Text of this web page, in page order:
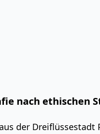
nach ethischen
der Dreiflüssestadt